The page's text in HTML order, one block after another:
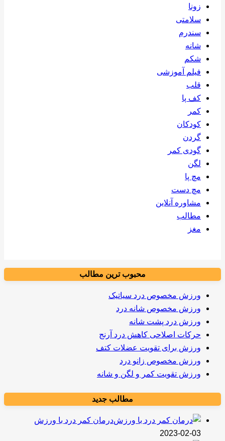
زونا
سلامتی
سندرم
شانه
شکم
فیلم آموزشی
قلب
کف پا
کمر
کودکان
گردن
گودی کمر
لگن
مچ پا
مچ دست
مشاوره آنلاین
مطالب
مغز
محبوب ترین مطالب
ورزش مخصوص درد سیاتیک
ورزش مخصوص شانه درد
ورزش درد پشت شانه
حرکات اصلاحی کاهش درد آرنج
ورزش برای تقویت عضلات کتف
ورزش مخصوص زانو درد
ورزش تقویت کمر و لگن و شانه
مطالب جدید
درمان کمر درد با ورزش
2023-02-03